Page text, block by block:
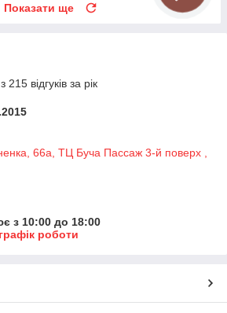
Показати ще
відгуків за рік
66а, ТЦ Буча Пассаж 3-й поверх ,
з 10:00 до 18:00
роботи